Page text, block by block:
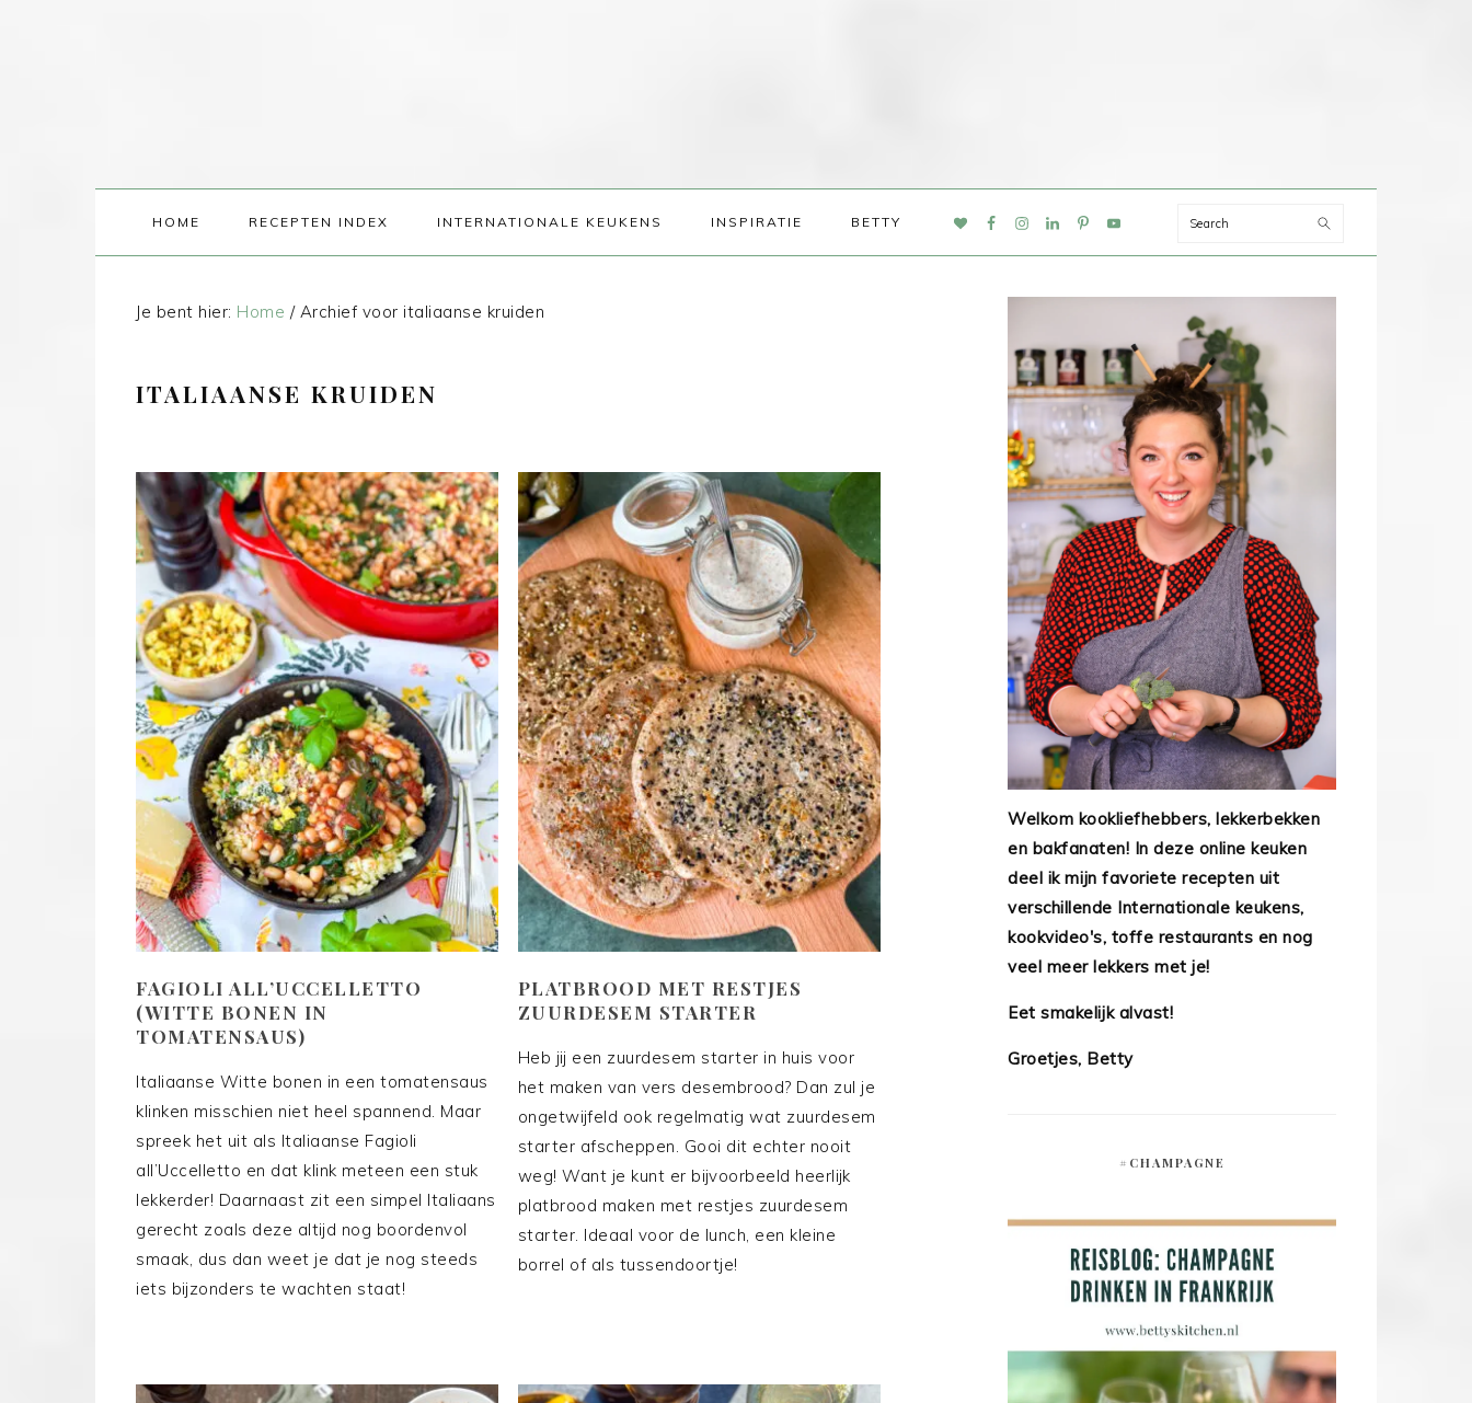
HOME RECEPTEN INDEX INTERNATIONALE KEUKENS INSPIRATIE BETTY
NAV
Search
Je bent hier: Home /Archief voor italiaanse kruiden
ITALIAANSE KRUIDEN
FAGIOLI ALL’UCCELLETTO
(WITTE BONEN IN
TOMATENSAUS)
Italiaanse Witte bonen in een tomatensaus
klinken misschien niet heel spannend. Maar
spreek het uit als Italiaanse Fagioli
all’Uccelletto en dat klink meteen een stuk
lekkerder! Daarnaast zit een simpel Italiaans
gerecht zoals deze altijd nog boordenvol
smaak, dus dan weet je dat je nog steeds
iets bijzonders te wachten staat!
PLATBROOD MET RESTJES
ZUURDESEM STARTER
Heb jij een zuurdesem starter in huis voor
het maken van vers desembrood? Dan zul je
ongetwijfeld ook regelmatig wat zuurdesem
starter afscheppen. Gooi dit echter nooit
weg! Want je kunt er bijvoorbeeld heerlijk
platbrood maken met restjes zuurdesem
starter. Ideaal voor de lunch, een kleine
borrel of als tussendoortje!
Welkom kookliefhebbers, lekkerbekken
en bakfanaten! In deze online keuken
deel ik mijn favoriete recepten uit
verschillende Internationale keukens,
kookvideo's, toffe restaurants en nog
veel meer lekkers met je!
Eet smakelijk alvast!
Groetjes, Betty
#CHAMPAGNE